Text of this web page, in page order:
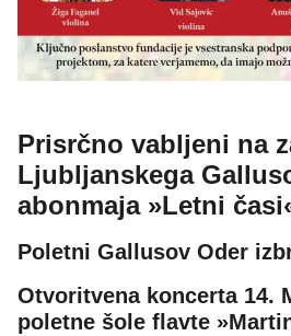
Prisrčno vabljeni na
Ljubljanskega
abonmaja »Letni
Poletni Gallusov Oder
Otvoritvena koncerta 14.
poletne šole flavte